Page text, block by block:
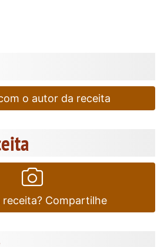
o autor da receita
receita? Compartilhe